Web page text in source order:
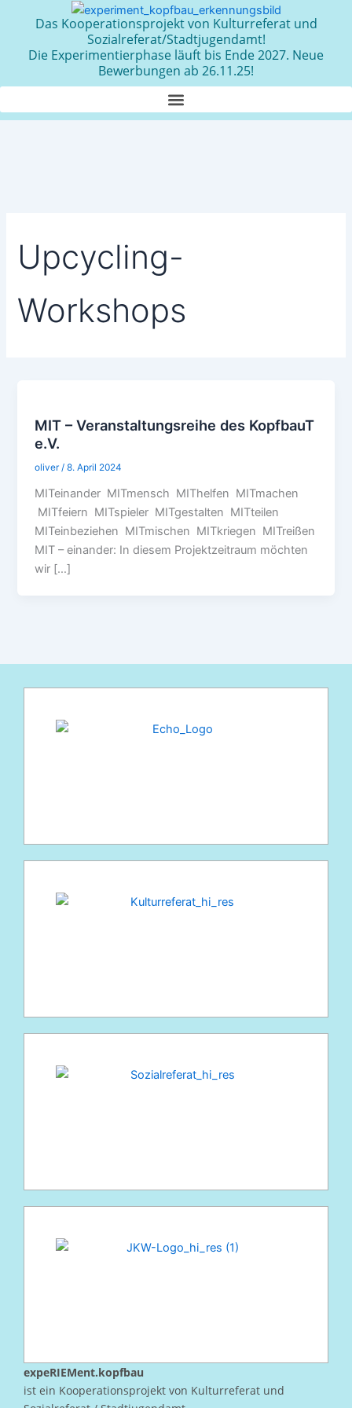
Das Kooperationsprojekt von Kulturreferat und
Sozialreferat/Stadtjugendamt!
Die Experimentierphase läuft bis Ende 2027. Neue
Bewerbungen ab 26.11.25!
Upcycling-
Workshops
MIT – Veranstaltungsreihe des KopfbauT
e.V.
oliver/8. April 2024
MITeinander MITmensch MIThelfen MITmachen
MITfeiern MITspieler MITgestalten MITteilen
MITeinbeziehen MITmischen MITkriegen MITreißen
MIT – einander: In diesem Projektzeitraum möchten
wir […]
expeRIEMent.kopfbau
ist ein Kooperationsprojekt von Kulturreferat und